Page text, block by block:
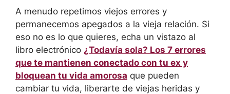
A menudo repetimos viejos errores y
permanecemos apegados a la vieja relación. Si
eso no es lo que quieres, echa un vistazo al
libro electrónico ¿Todavía sola? Los 7 errores
que te mantienen conectado con tu ex y
bloquean tu vida amorosa que pueden
cambiar tu vida, liberarte de viejas heridas y